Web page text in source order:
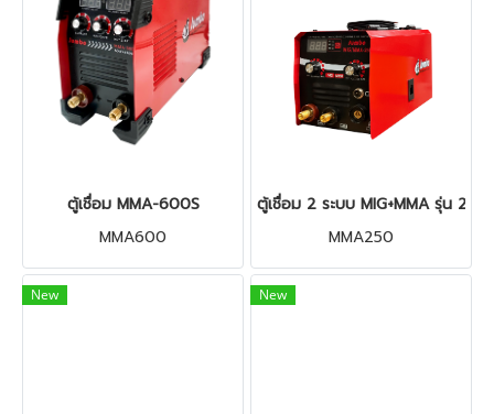
ตู้เชื่อม MMA-600S
MMA600
ตู้เชื่อม 2 ระบบ MIG+MMA รุ่น 250
MMA250
New New